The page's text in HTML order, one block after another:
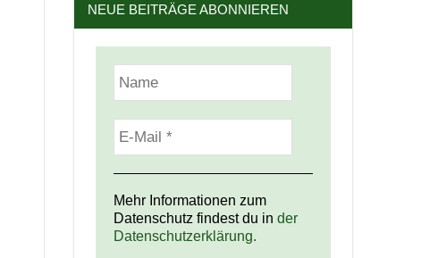
NEUE BEITRÄGE ABONNIEREN
Mehr Informationen zum
Datenschutz findest du in der
Datenschutzerklärung.